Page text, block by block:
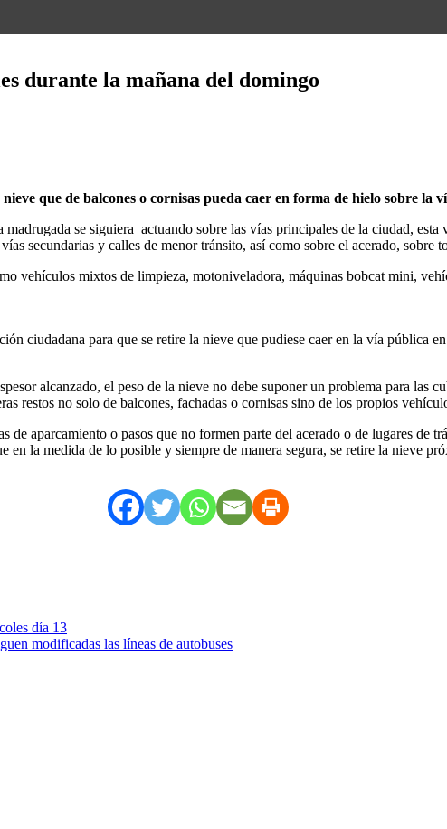
durante la mañana del domingo
que de balcones o cornisas pueda caer en forma de hielo sobre la
se siguiera actuando sobre las vías principales de la ciudad,
secundarias y calles de menor tránsito, así como sobre el acerado, sobre
vehículos mixtos de limpieza, motoniveladora, máquinas bobcat mini,
ciudadana para que se retire la nieve que pudiese caer en la vía pública
alcanzado, el peso de la nieve no debe suponer un problema para las
restos no solo de balcones, fachadas o cornisas sino de los propios
de aparcamiento o pasos que no formen parte del acerado o de lugares de
la medida de lo posible y siempre de manera segura, se retire la nieve
día 13
modificadas las líneas de autobuses